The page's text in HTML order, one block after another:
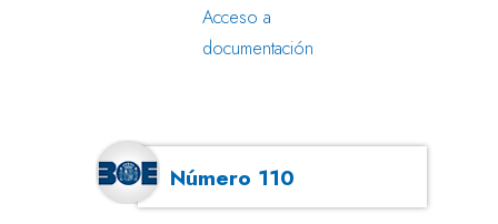
Acceso a
documentación
Número 110